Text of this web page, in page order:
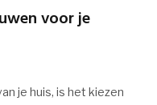
voor je
je huis, is het kiezen